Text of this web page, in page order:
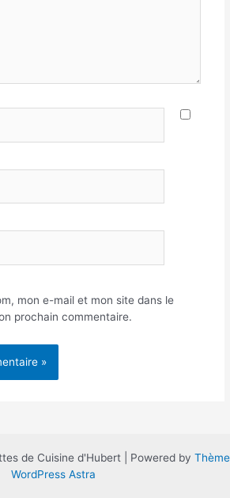
mon e-mail et mon site dans le
prochain commentaire.
de Cuisine d'Hubert | Powered by Thème
WordPress Astra